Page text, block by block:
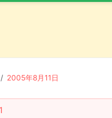
2005年8月11日